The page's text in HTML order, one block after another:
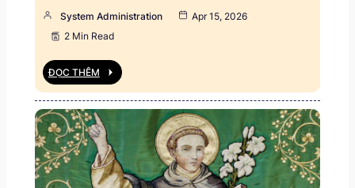
System Administration
Apr 15, 2026
2 Min Read
ĐỌC THÊM